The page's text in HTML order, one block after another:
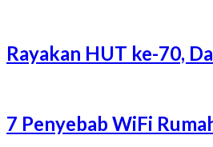
Rayakan HUT ke-70,
7 Penyebab WiFi